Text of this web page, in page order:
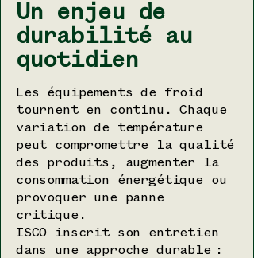
Un enjeu de
durabilité au
quotidien
Les équipements de froid
tournent en continu. Chaque
variation de température
peut compromettre la qualité
des produits, augmenter la
consommation énergétique ou
provoquer une panne
critique.
ISCO inscrit son entretien
dans une approche durable :